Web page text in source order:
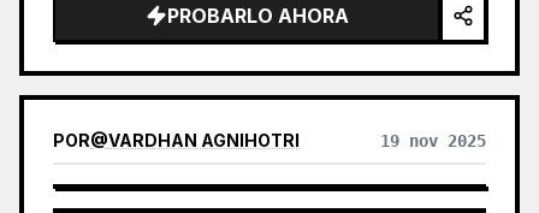
PROBARLO AHORA
POR@VARDHAN AGNIHOTRI 19 nov 2025